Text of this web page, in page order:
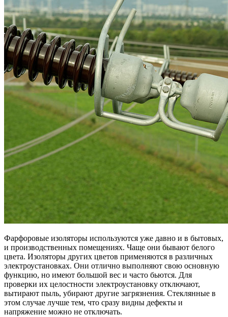
Фарфоровые изоляторы используются уже давно и в бытовых,
и производственных помещениях. Чаще они бывают белого
цвета. Изоляторы других цветов применяются в различных
электроустановках. Они отлично выполняют свою основную
функцию, но имеют большой вес и часто бьются. Для
проверки их целостности электроустановку отключают,
вытирают пыль, убирают другие загрязнения. Стеклянные в
этом случае лучше тем, что сразу видны дефекты и
напряжение можно не отключать.